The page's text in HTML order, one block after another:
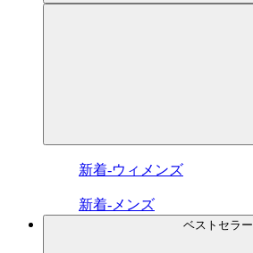
新着-ウィメンズ
新着-メンズ
ベストセラー